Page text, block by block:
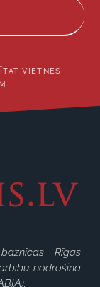
VIETNES
Rīgas
nodrošina